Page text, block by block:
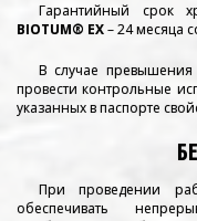
Гарантийный срок
BIOTUM® EX– 24 месяца
В случае
провести контрольные
указанных в паспорте
При проведении
обеспечивать